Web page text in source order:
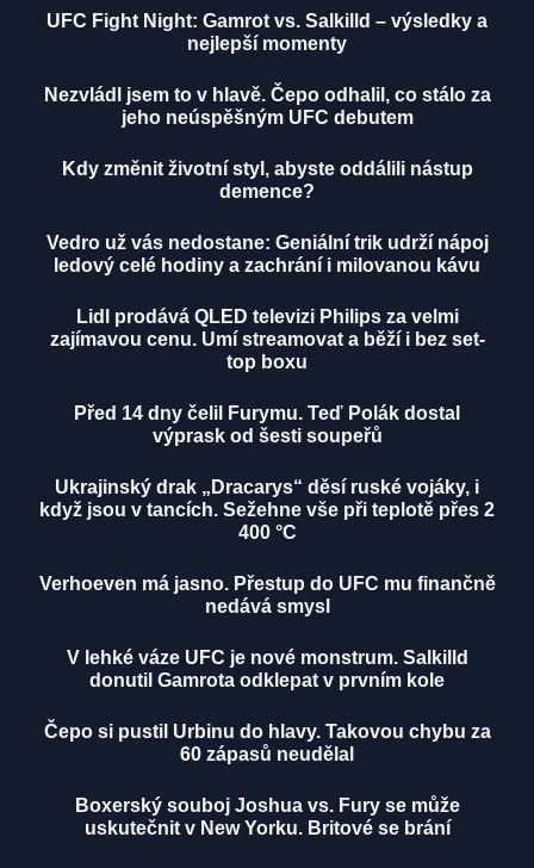
UFC Fight Night: Gamrot vs. Salkilld – výsledky a
nejlepší momenty
Nezvládl jsem to v hlavě. Čepo odhalil, co stálo za
jeho neúspěšným UFC debutem
Kdy změnit životní styl, abyste oddálili nástup
demence?
Vedro už vás nedostane: Geniální trik udrží nápoj
ledový celé hodiny a zachrání i milovanou kávu
Lidl prodává QLED televizi Philips za velmi
zajímavou cenu. Umí streamovat a běží i bez set-
top boxu
Před 14 dny čelil Furymu. Teď Polák dostal
výprask od šesti soupeřů
Ukrajinský drak „Dracarys“ děsí ruské vojáky, i
když jsou v tancích. Sežehne vše při teplotě přes 2
400 °C
Verhoeven má jasno. Přestup do UFC mu finančně
nedává smysl
V lehké váze UFC je nové monstrum. Salkilld
donutil Gamrota odklepat v prvním kole
Čepo si pustil Urbinu do hlavy. Takovou chybu za
60 zápasů neudělal
Boxerský souboj Joshua vs. Fury se může
uskutečnit v New Yorku. Britové se brání